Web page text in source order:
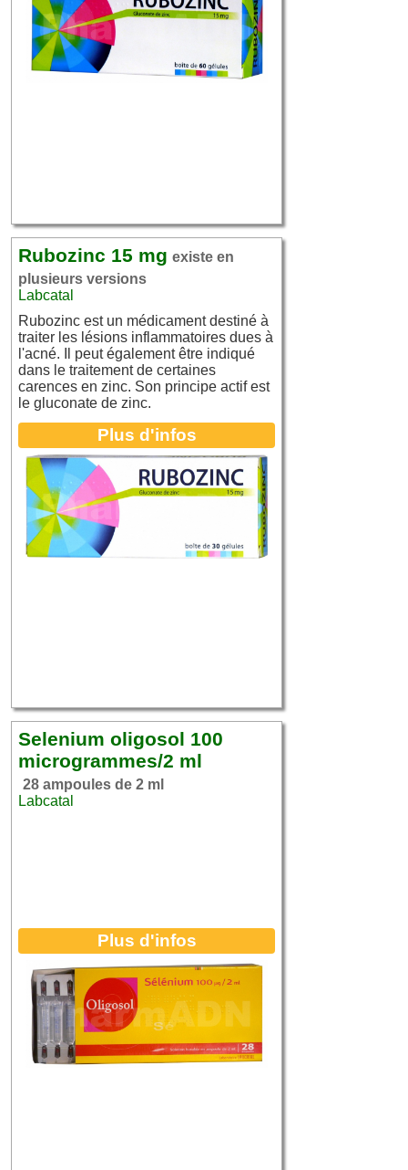
Rubozinc 15 mg existe en
plusieurs versions
Labcatal
Rubozinc est un médicament destiné à
traiter les lésions inflammatoires dues à
l'acné. Il peut également être indiqué
dans le traitement de certaines
carences en zinc. Son principe actif est
le gluconate de zinc.
Plus d'infos
Selenium oligosol 100
microgrammes/2 ml
28 ampoules de 2 ml
Labcatal
Plus d'infos